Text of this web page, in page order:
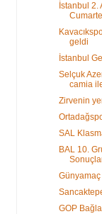
İstanbul
geldi
İstanbul
Selçuk
camia
Zirvenin
SAL
BAL 10.
GOP